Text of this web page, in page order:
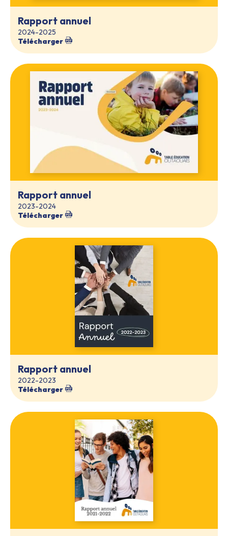
Rapport annuel
2024-2025
Télécharger
Rapport annuel
2023-2024
Télécharger
Rapport annuel
2022-2023
Télécharger